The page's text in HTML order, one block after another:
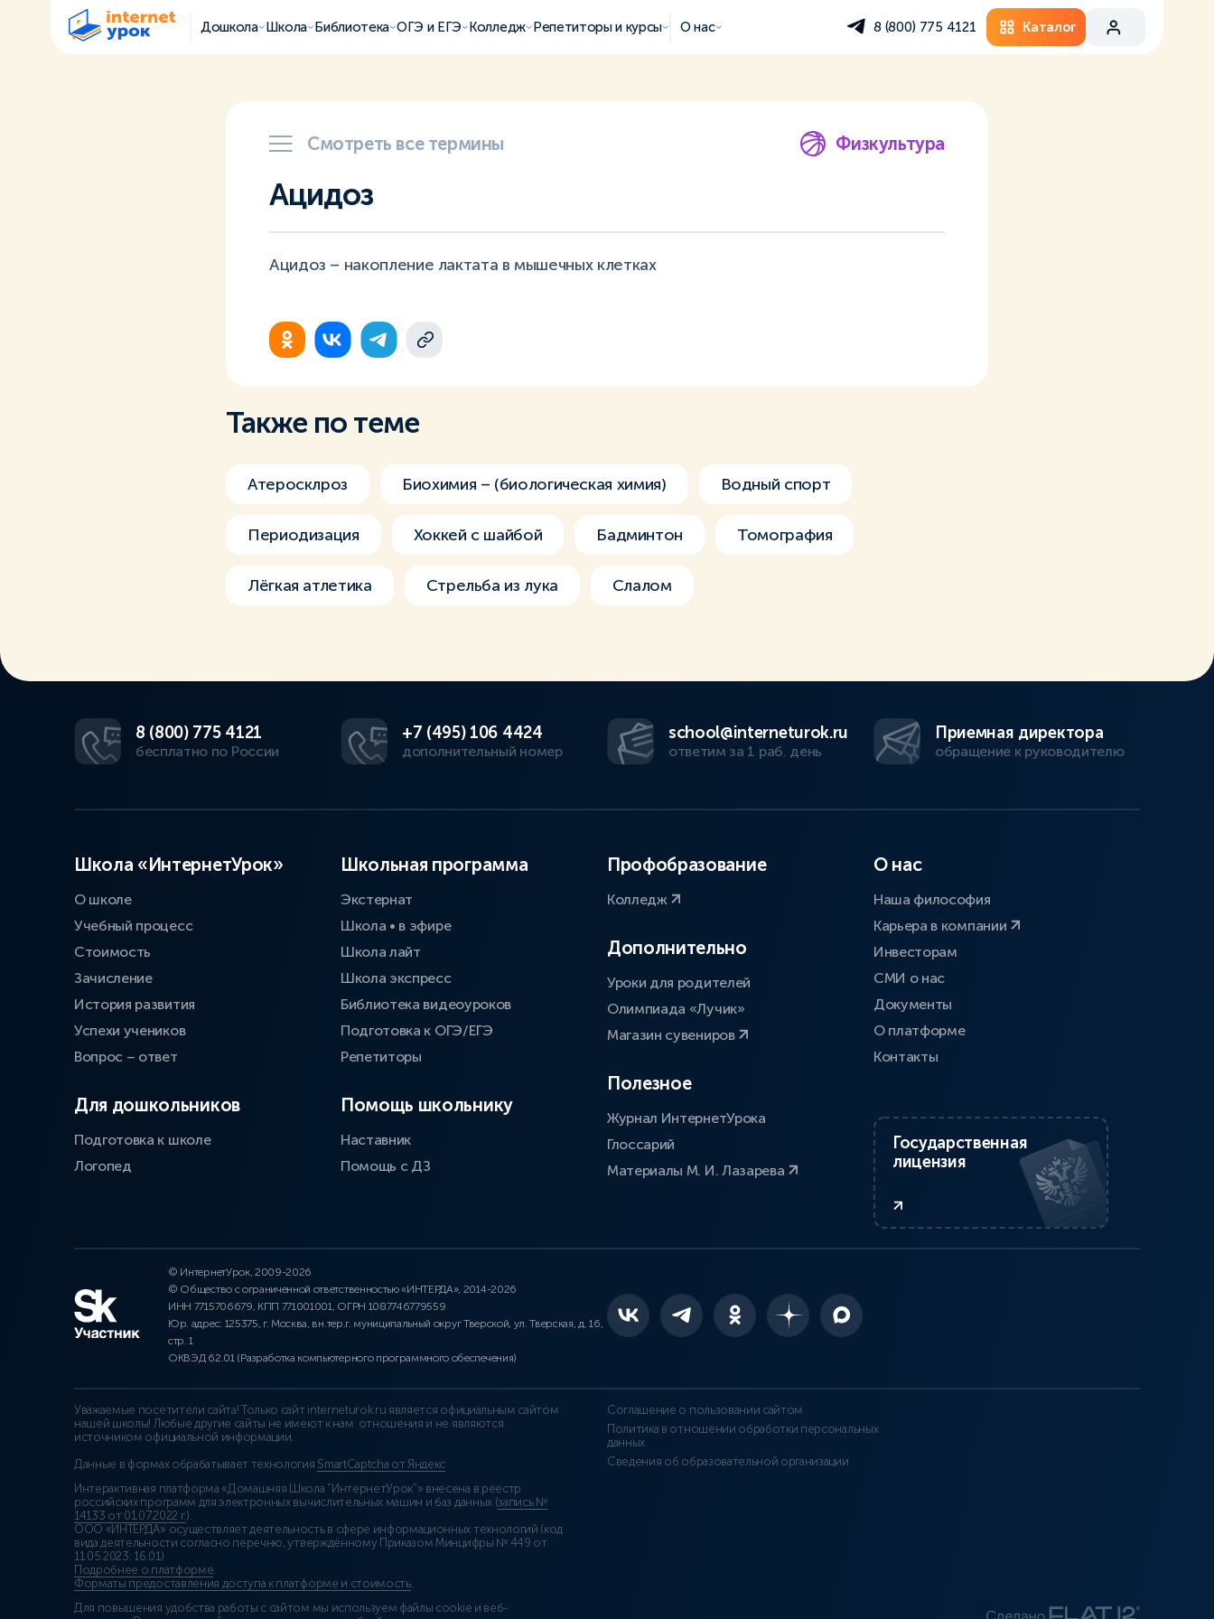
Дошкола Школа Библиотека ОГЭ и ЕГЭ Колледж Репетиторы и курсы О нас 8 (800) 775 4121 Каталог
Смотреть все термины Физкультура
Ацидоз
Ацидоз – накопление лактата в мышечных клетках
Также по теме
Атеросклроз Биохимия – (биологическая химия) Водный спорт
Периодизация Хоккей с шайбой Бадминтон Томография
Лёгкая атлетика Стрельба из лука Слалом
8 (800) 775 4121
бесплатно по России
+7 (495) 106 4424
дополнительный номер
school@interneturok.ru
ответим за 1 раб. день
Приемная директора
обращение к руководителю
Школа «ИнтернетУрок»
О школе
Учебный процесс
Стоимость
Зачисление
История развития
Успехи учеников
Вопрос – ответ
Для дошкольников
Подготовка к школе
Логопед
Школьная программа
Экстернат
Школа • в эфире
Школа лайт
Школа экспресс
Библиотека видеоуроков
Подготовка к ОГЭ/ЕГЭ
Репетиторы
Помощь школьнику
Наставник
Помощь с ДЗ
Профобразование
Колледж
Дополнительно
Уроки для родителей
Олимпиада «Лучик»
Магазин сувениров
Полезное
Журнал ИнтернетУрока
Глоссарий
Материалы М. И. Лазарева
О нас
Наша философия
Карьера в компании
Инвесторам
СМИ о нас
Документы
О платформе
Контакты
Государственная
лицензия
© ИнтернетУрок, 2009-2026
© Общество с ограниченной ответственностью «ИНТЕРДА», 2014-2026
ИНН 7715706679, КПП 771001001, ОГРН 1087746779559
Юр. адрес: 125375, г. Москва, вн.тер.г. муниципальный округ Тверской, ул. Тверская, д. 16,
стр. 1
ОКВЭД 62.01 (Разработка компьютерного программного обеспечения)
Уважаемые посетители сайта! Только сайт interneturok.ru является официальным сайтом
нашей школы! Любые другие сайты не имеют к нам отношения и не являются
источником официальной информации.
Данные в формах обрабатывает технология SmartCaptcha от Яндекс
Интерактивная платформа «Домашняя Школа “ИнтернетУрок”» внесена в реестр
российских программ для электронных вычислительных машин и баз данных (запись №
14133 от 01.07.2022 г.).
ООО «ИНТЕРДА» осуществляет деятельность в сфере информационных технологий (код
вида деятельности согласно перечню, утверждённому Приказом Минцифры № 449 от
11.05.2023: 16.01)
Подробнее о платформе.
Форматы предоставления доступа к платформе и стоимость.
Для повышения удобства работы с сайтом мы используем файлы cookie и веб-
Соглашение о пользовании сайтом
Политика в отношении обработки персональных
данных
Сведения об образовательной организации